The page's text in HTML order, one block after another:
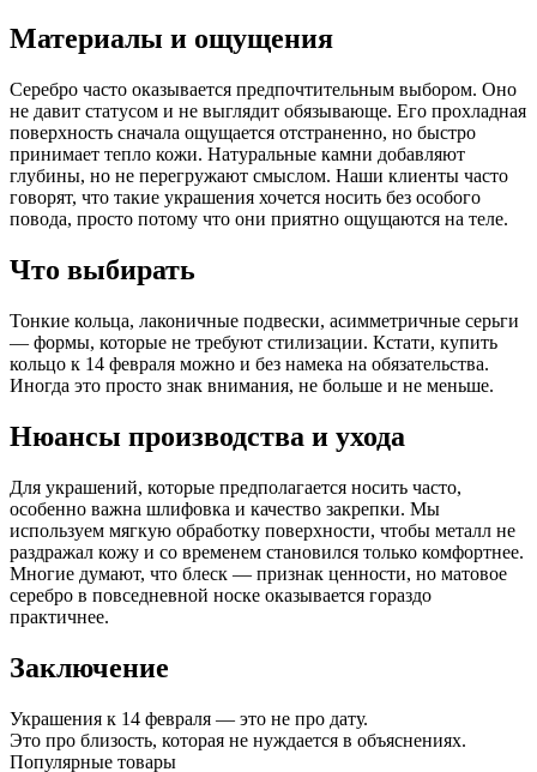
Материалы и ощущения
Серебро часто оказывается предпочтительным выбором. Оно
не давит статусом и не выглядит обязывающе. Его прохладная
поверхность сначала ощущается отстраненно, но быстро
принимает тепло кожи. Натуральные камни добавляют
глубины, но не перегружают смыслом. Наши клиенты часто
говорят, что такие украшения хочется носить без особого
повода, просто потому что они приятно ощущаются на теле.
Что выбирать
Тонкие кольца, лаконичные подвески, асимметричные серьги
— формы, которые не требуют стилизации. Кстати, купить
кольцо к 14 февраля можно и без намека на обязательства.
Иногда это просто знак внимания, не больше и не меньше.
Нюансы производства и ухода
Для украшений, которые предполагается носить часто,
особенно важна шлифовка и качество закрепки. Мы
используем мягкую обработку поверхности, чтобы металл не
раздражал кожу и со временем становился только комфортнее.
Многие думают, что блеск — признак ценности, но матовое
серебро в повседневной носке оказывается гораздо
практичнее.
Заключение
Украшения к 14 февраля — это не про дату.
Это про близость, которая не нуждается в объяснениях.
Популярные товары